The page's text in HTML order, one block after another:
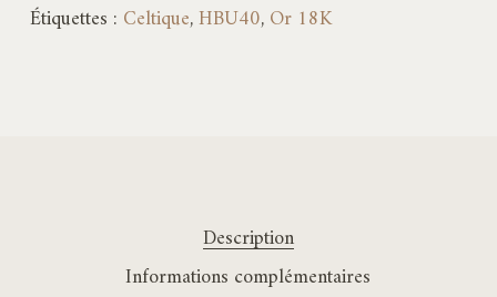
Étiquettes : Celtique,HBU40,Or 18K
Description
Informations complémentaires